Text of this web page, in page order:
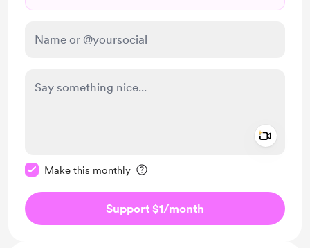
Make this monthly
Support $1/month